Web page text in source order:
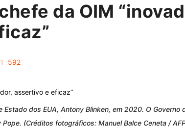
da OIM
592
dos EUA, Antony Blinken, em 2020. O Governo
(Créditos fotográficos: Manuel Balce Ceneta /